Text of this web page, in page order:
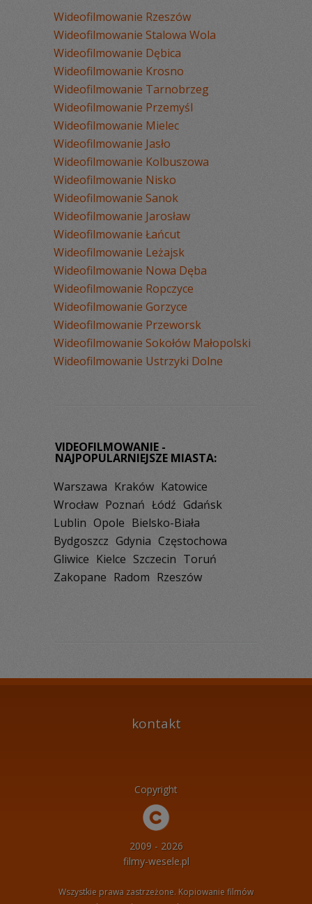
Wideofilmowanie Rzeszów
Wideofilmowanie Stalowa Wola
Wideofilmowanie Dębica
Wideofilmowanie Krosno
Wideofilmowanie Tarnobrzeg
Wideofilmowanie Przemyśl
Wideofilmowanie Mielec
Wideofilmowanie Jasło
Wideofilmowanie Kolbuszowa
Wideofilmowanie Nisko
Wideofilmowanie Sanok
Wideofilmowanie Jarosław
Wideofilmowanie Łańcut
Wideofilmowanie Leżajsk
Wideofilmowanie Nowa Dęba
Wideofilmowanie Ropczyce
Wideofilmowanie Gorzyce
Wideofilmowanie Przeworsk
Wideofilmowanie Sokołów Małopolski
Wideofilmowanie Ustrzyki Dolne
VIDEOFILMOWANIE -
NAJPOPULARNIEJSZE MIASTA:
Warszawa Kraków Katowice
Wrocław Poznań Łódź Gdańsk
Lublin Opole Bielsko-Biała
Bydgoszcz Gdynia Częstochowa
Gliwice Kielce Szczecin Toruń
Zakopane Radom Rzeszów
kontakt
Copyright
2009 - 2026
filmy-wesele.pl
Wszystkie prawa zastrzeżone. Kopiowanie filmów